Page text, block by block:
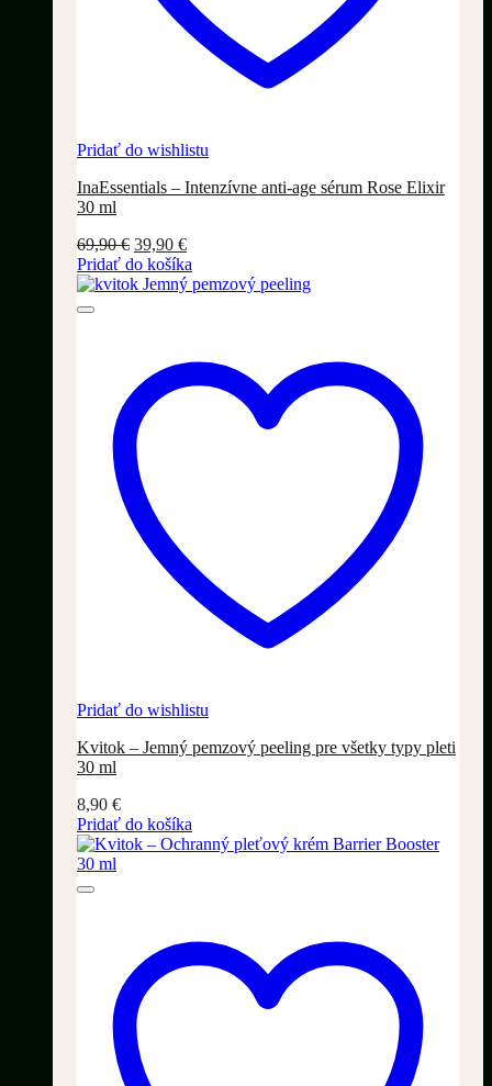
Pridať do wishlistu
InaEssentials – Intenzívne anti-age sérum Rose Elixir
30 ml
69,90€ Pôvodná
cena
bola:
39,90 €Aktuálna
cena
je:
Pridať do košíka
Pridať do wishlistu
Kvitok – Jemný pemzový peeling pre všetky typy pleti
30 ml
8,90 €
Pridať do košíka